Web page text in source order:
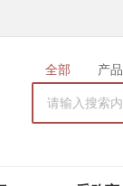
全部 产品